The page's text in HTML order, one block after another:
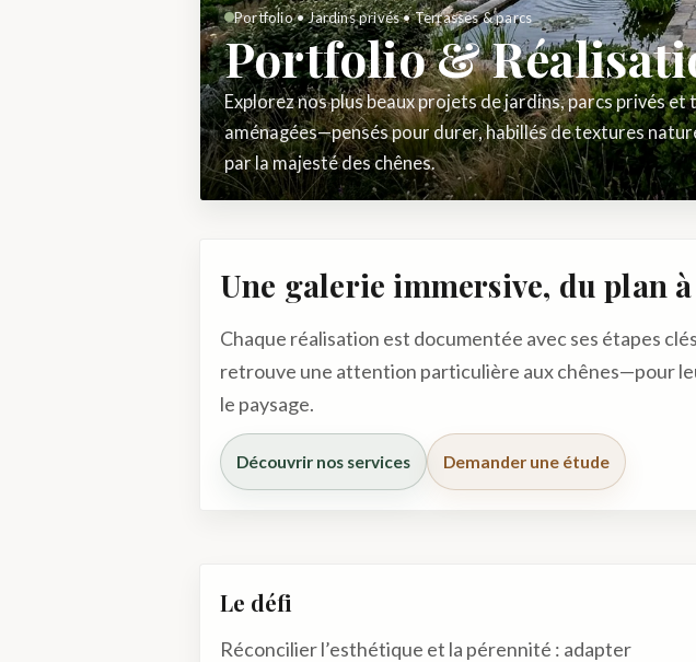
Portfolio • Jardins privés • Terrasses & parcs
Portfolio &
Explorez nos plus beaux projets de jardins, parcs privés et
aménagées—pensés pour durer, habillés de textures
par la majesté des chênes.
Une galerie immersive, du plan
Chaque réalisation est documentée avec ses étapes
retrouve une attention particulière aux chênes—pour
le paysage.
Découvrir nos services Demander une étude
Le défi
Réconcilier l’esthétique et la pérennité : adapter